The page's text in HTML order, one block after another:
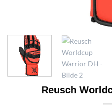
Reusch